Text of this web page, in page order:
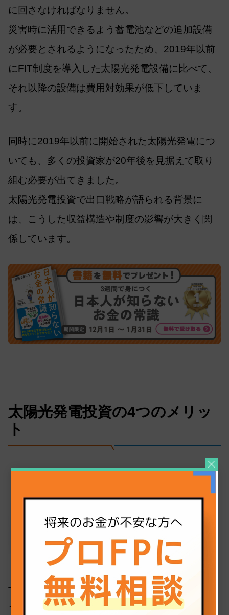
に回さなければなりません。
災害時に活用できるよう蓄電池などの追加設備
が必要とされるようになったため、2019年以前
にFIT制度を導入した太陽光発電設備に比べて、
それ以降の設備は費用対効果が低下していま
す。
同時に2019年以前に開始された太陽光発電につ
いても、多くの投資家が20年後を見据えて取り
組む必要が出てきました。
太陽光発電投資で出口戦略が語られる背景に
は、こうした収益構造や制度の影響が大きく関
係しています。
太陽光発電投資の4つのメリッ
ト
上記を踏まえても、太陽光発電投資には複数の
メリットがあります。